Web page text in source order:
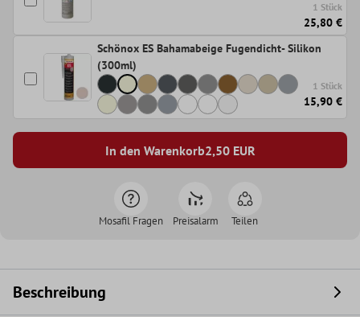
1 Stück
25,80 €
Schönox ES Bahamabeige Fugendicht- Silikon
(300ml)
1 Stück
15,90 €
In den Warenkorb2,50EUR
Mosafil Fragen Preisalarm Teilen
Beschreibung